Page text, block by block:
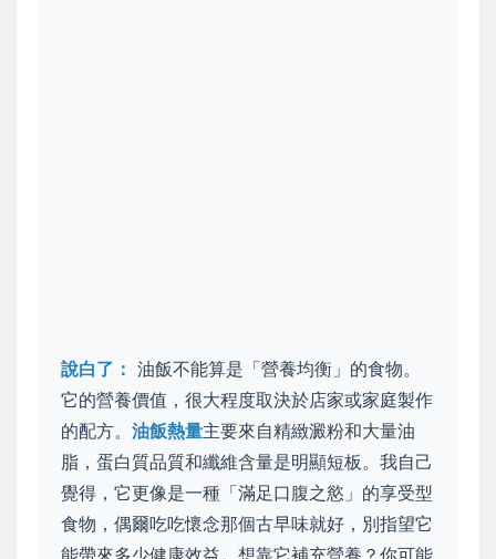
說白了： 油飯不能算是「營養均衡」的食物。
它的營養價值，很大程度取決於店家或家庭製作
的配方。 油飯熱量主要來自精緻澱粉和大量油
脂，蛋白質品質和纖維含量是明顯短板。我自己
覺得，它更像是一種「滿足口腹之慾」的享受型
食物，偶爾吃吃懷念那個古早味就好，別指望它
能帶來多少健康效益。想靠它補充營養？你可能